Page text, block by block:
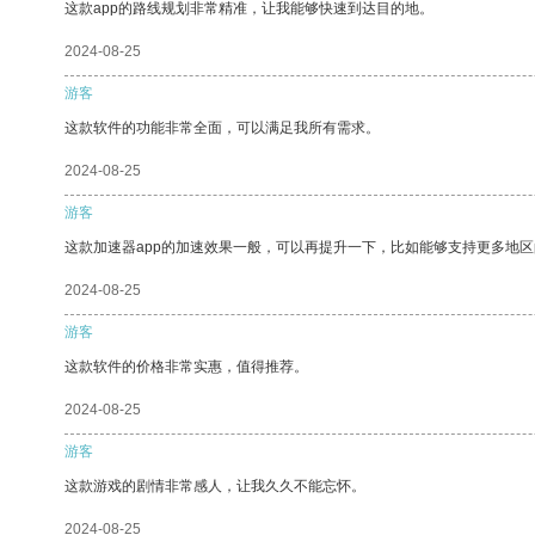
这款app的路线规划非常精准，让我能够快速到达目的地。
2024-08-25
游客
这款软件的功能非常全面，可以满足我所有需求。
2024-08-25
游客
这款加速器app的加速效果一般，可以再提升一下，比如能够支持更多地区
2024-08-25
游客
这款软件的价格非常实惠，值得推荐。
2024-08-25
游客
这款游戏的剧情非常感人，让我久久不能忘怀。
2024-08-25